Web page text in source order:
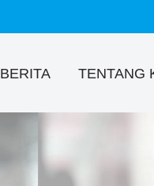
BERITA TENTANG